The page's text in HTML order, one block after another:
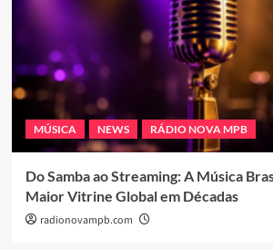
MÚSICA NEWS RÁDIO NOVA MPB
Do Samba ao Streaming: A Música
Maior Vitrine Global em Décadas
radionovampb.com